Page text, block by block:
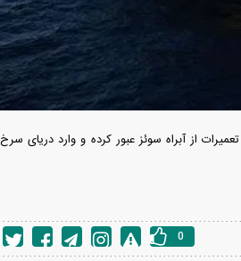
از آبراه سوئز عبور کرده و وارد دریای
0
آغاز فروش اقساطی خودروی KMC SR۶ +